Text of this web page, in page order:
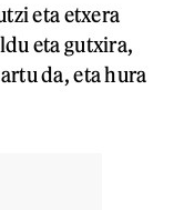
eta etxera
eta gutxira,
da, eta hura